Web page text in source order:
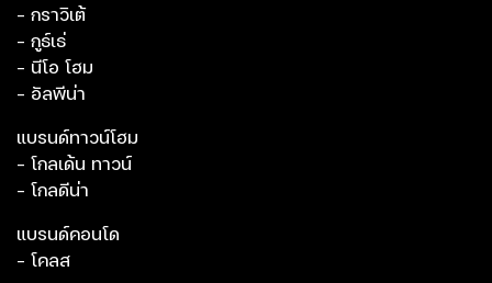
- กราวิเต้
- กูธ์เธ่
- นีโอ โฮม
- อัลพีน่า
แบรนด์ทาวน์โฮม
- โกลเด้น ทาวน์
- โกลดีน่า
แบรนด์คอนโด
- โคลส